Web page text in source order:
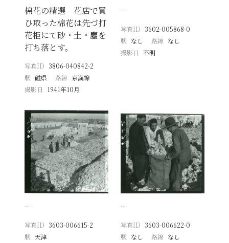
棉花の精選 花店で買
ひ取った棉花は先づ打
花柜にて砂・土・塵を
打ち落とす。
写真ID 3806-040842-2
駅 磁県 路線 京漢線
撮影日
1941年10月
−
写真ID 3602-005868-0
駅 なし 路線 なし
撮影日 不明
−
写真ID 3603-006615-2
駅 天津
−
写真ID 3603-006622-0
駅 なし 路線 なし